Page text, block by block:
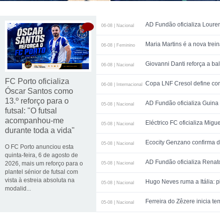
FC Porto oficializa
Óscar Santos como
13.º reforço para o
futsal: "O futsal
acompanhou-me
durante toda a vida"
O FC Porto anunciou esta
quinta-feira, 6 de agosto de
2026, mais um reforço para o
plantel sénior de futsal com
vista à estreia absoluta na
modalid...
06-08 | Nacional AD Fundão oficializa Lourenço Aguiar
06-08 | Feminino Maria Martins é a nova treinadora do futsal feminino do SL Benfica:
06-08 | Nacional Giovanni Danti reforça a
06-08 | Internacional Copa LNF Cresol define
05-08 | Nacional AD Fundão oficializa Guina como
05-08 | Nacional Eléctrico FC oficializa Miguel Malhão
05-08 | Nacional Ecocity Genzano confirma desistência da
05-08 | Nacional AD Fundão oficializa Renato Almeida
05-08 | Nacional Hugo Neves ruma a Itália: pivô internacional português é reforço do FF
05-08 | Nacional Ferreira do Zêzere inicia